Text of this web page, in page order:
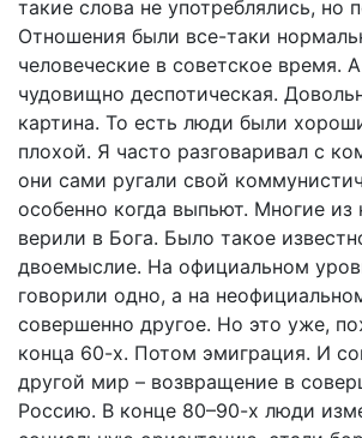
такие слова не употреблялись, но
Отношения были все-таки
человеческие в советское время.
чудовищно деспотическая.
картина. То есть люди были
плохой. Я часто разговаривал с
они сами ругали свой
особенно когда выпьют. Многие из
верили в Бога. Было такое
двоемыслие. На официальном
говорили одно, а на
совершенно другое. Но это уже,
конца 60-х. Потом эмиграция. И
другой мир – возвращение в
Россию. В конце 80–90-х люди